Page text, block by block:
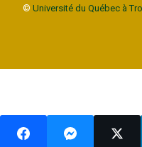
© Université du Québec à